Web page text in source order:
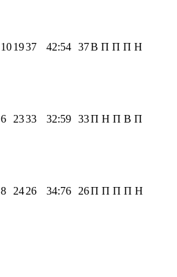
101937 42:54 37В П П П Н
6 2333 32:59 33П Н П В П
8 2426 34:76 26П П П П Н